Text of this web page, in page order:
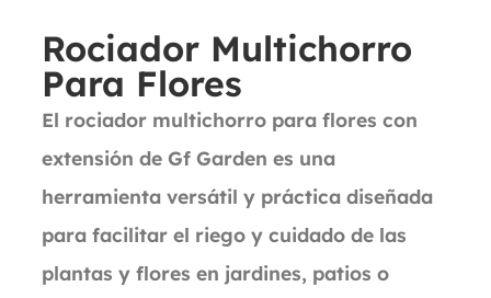
Rociador Multichorro
Para Flores
El rociador multichorro para flores con
extensión de Gf Garden es una
herramienta versátil y práctica diseñada
para facilitar el riego y cuidado de las
plantas y flores en jardines, patios o